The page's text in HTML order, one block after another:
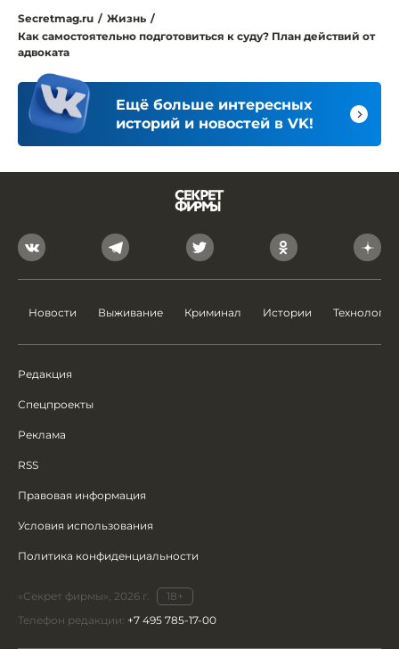
Secretmag.ru / Жизнь /
Как самостоятельно подготовиться к суду? План действий от
адвоката
Ещё больше интересных
историй и новостей в VK!
Новости Выживание Криминал Истории Технологии
Редакция
Спецпроекты
Реклама
RSS
Правовая информация
Условия использования
Политика конфиденциальности
«Секрет фирмы», 2026 г.
18+
Телефон редакции: +7 495 785-17-00